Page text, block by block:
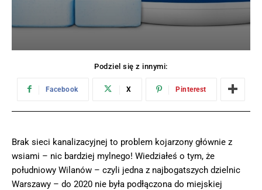
Podziel się z innymi:
Facebook X Pinterest
Brak sieci kanalizacyjnej to problem kojarzony głównie z
wsiami – nic bardziej mylnego! Wiedziałeś o tym, że
południowy Wilanów – czyli jedna z najbogatszych dzielnic
Warszawy – do 2020 nie była podłączona do miejskiej